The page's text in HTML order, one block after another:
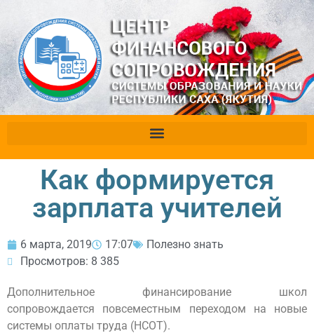
Как формируется
зарплата учителей
6 марта, 2019 17:07
Полезно знать
Просмотров: 8 385
Дополнительное финансирование школ
сопровождается повсеместным переходом на новые
системы оплаты труда (НСОТ).